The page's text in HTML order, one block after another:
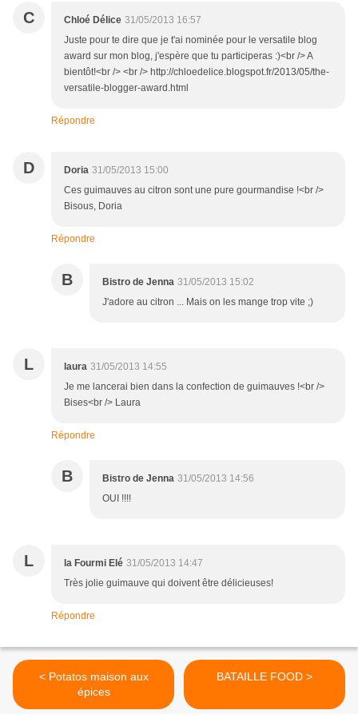
C Chloé Délice 31/05/2013 16:57
Juste pour te dire que je t'ai nominée pour le versatile blog
award sur mon blog, j'espère que tu participeras :)<br /> A
bientôt!<br /> <br /> http://chloedelice.blogspot.fr/2013/05/the-
versatile-blogger-award.html
Répondre
D Doria 31/05/2013 15:00
Ces guimauves au citron sont une pure gourmandise !<br />
Bisous, Doria
Répondre
B Bistro de Jenna 31/05/2013 15:02
J'adore au citron ... Mais on les mange trop vite ;)
L laura 31/05/2013 14:55
Je me lancerai bien dans la confection de guimauves !<br />
Bises<br /> Laura
Répondre
B Bistro de Jenna 31/05/2013 14:56
OUI !!!!
L la Fourmi Elé 31/05/2013 14:47
Très jolie guimauve qui doivent être délicieuses!
Répondre
< Potatos maison aux
épices
BATAILLE FOOD >